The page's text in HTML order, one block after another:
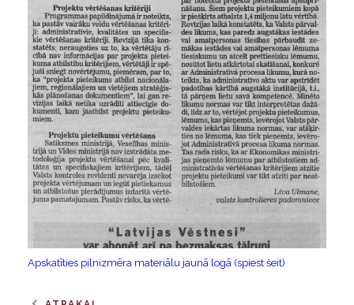
Apskatīties pilnizmēra materiālu jaunā logā (spiest šeit)